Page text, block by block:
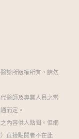
診所版權所有，請勿
醫師及專業人員之當
而定。
內容供人點閱。但網
直接點閱者不在此